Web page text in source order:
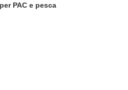
PAC e pesca